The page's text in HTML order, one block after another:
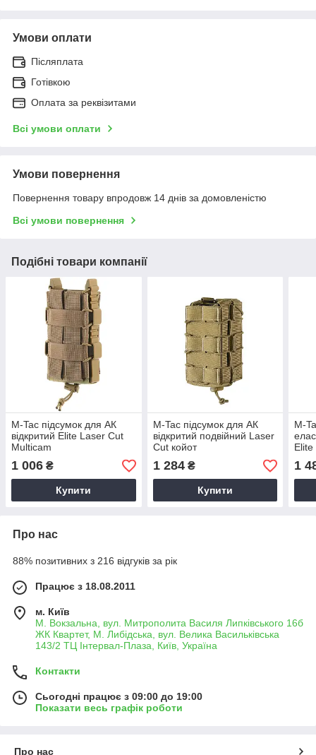
Умови оплати
Післяплата
Готівкою
Оплата за реквізитами
Всі умови оплати
Умови повернення
Повернення товару впродовж 14 днів за домовленістю
Всі умови повернення
Подібні товари компанії
M-Tac підсумок для АК
відкритий Elite Laser Cut
Multicam
1 006 ₴
Купити
M-Tac підсумок для АК
відкритий подвійний Laser
Cut койот
1 284₴
Купити
M-
1
Про нас
88% позитивних з 216 відгуків за рік
Працює з 18.08.2011
м. Київ
М. Вокзальна, вул. Митрополита Василя Липківського 16б
ЖК Квартет, М. Либідська, вул. Велика Васильківська
143/2 ТЦ Інтервал-Плаза, Київ, Україна
Контакти
Сьогодні працює з 09:00 до 19:00
Показати весь графік роботи
Про нас